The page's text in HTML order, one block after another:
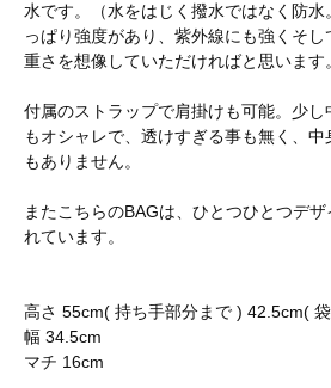
水です。（水をはじく撥水ではなく防
っぱり強度があり、紫外線にも強くそ
重さを想像していただければと思います。
付属のストラップで肩掛けも可能。少
もオシャレで、透けすぎる事も無く、
もありません。
またこちらのBAGは、ひとつひとつデ
れています。
高さ 55cm( 持ち手部分まで ) 42.5cm(
幅 34.5cm
マチ 16cm